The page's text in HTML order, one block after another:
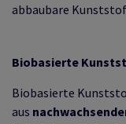
abbaubare
Biobasierte
Biobasierte
aus